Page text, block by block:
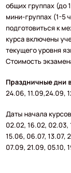
общих группах (до
мини-группах (1-5
подготовиться к
курса включены
текущего уровня
Стоимость
Праздничные дни
24.06, 11.09,24.09,
Даты начала
02.02, 16.02, 02.03,
15.06, 06.07, 13.07,
07.09, 21.09, 05.10,